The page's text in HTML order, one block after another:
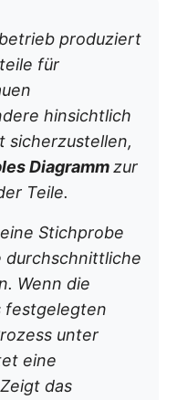
produziert
für
hinsichtlich
sicherzustellen,
Diagrammzur
Teile.
Stichprobe
durchschnittliche
Wenn die
festgelegten
unter
eine
das